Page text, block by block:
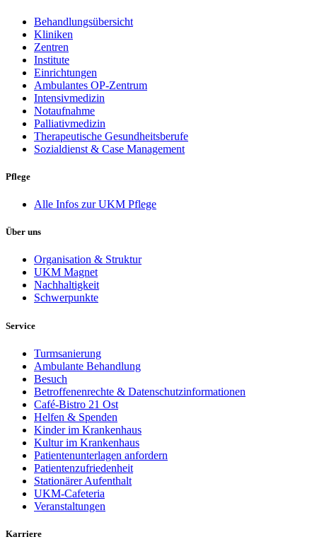
Behandlungsübersicht
Kliniken
Zentren
Institute
Einrichtungen
Ambulantes OP-Zentrum
Intensivmedizin
Notaufnahme
Palliativmedizin
Therapeutische Gesundheitsberufe
Sozialdienst & Case Management
Pflege
Alle Infos zur UKM Pflege
Über uns
Organisation & Struktur
UKM Magnet
Nachhaltigkeit
Schwerpunkte
Service
Turmsanierung
Ambulante Behandlung
Besuch
Betroffenenrechte & Datenschutzinformationen
Café-Bistro 21 Ost
Helfen & Spenden
Kinder im Krankenhaus
Kultur im Krankenhaus
Patientenunterlagen anfordern
Patientenzufriedenheit
Stationärer Aufenthalt
UKM-Cafeteria
Veranstaltungen
Karriere